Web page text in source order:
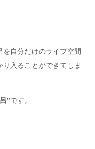
自分だけのライブ空間
入ることができてしま
”です。